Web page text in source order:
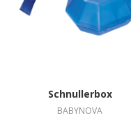
Schnullerbox
BABYNOVA